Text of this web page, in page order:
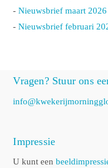
-Nieuwsbrief maart 2026
-Nieuwsbrief februari
Vragen? Stuur ons
Impressie
U kunt een